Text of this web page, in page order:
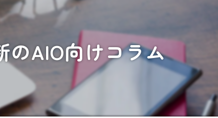
ション
のAIO向けコラム